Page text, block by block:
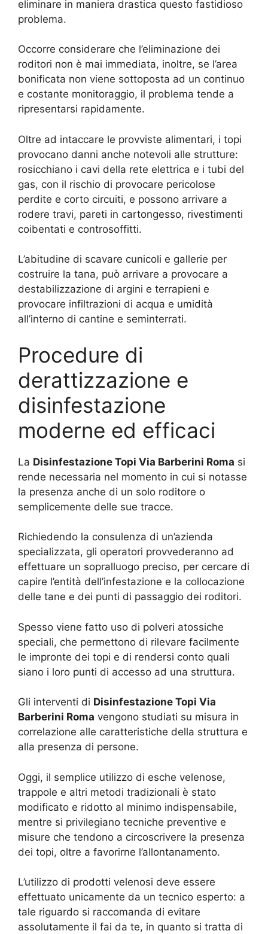
eliminare in maniera drastica questo fastidioso
problema.
Occorre considerare che l’eliminazione dei
roditori non è mai immediata, inoltre, se l’area
bonificata non viene sottoposta ad un continuo
e costante monitoraggio, il problema tende a
ripresentarsi rapidamente.
Oltre ad intaccare le provviste alimentari, i topi
provocano danni anche notevoli alle strutture:
rosicchiano i cavi della rete elettrica e i tubi del
gas, con il rischio di provocare pericolose
perdite e corto circuiti, e possono arrivare a
rodere travi, pareti in cartongesso, rivestimenti
coibentati e controsoffitti.
L’abitudine di scavare cunicoli e gallerie per
costruire la tana, può arrivare a provocare a
destabilizzazione di argini e terrapieni e
provocare infiltrazioni di acqua e umidità
all’interno di cantine e seminterrati.
Procedure di
derattizzazione e
disinfestazione
moderne ed efficaci
La Disinfestazione Topi Via Barberini Roma si
rende necessaria nel momento in cui si notasse
la presenza anche di un solo roditore o
semplicemente delle sue tracce.
Richiedendo la consulenza di un’azienda
specializzata, gli operatori provvederanno ad
effettuare un sopralluogo preciso, per cercare di
capire l’entità dell’infestazione e la collocazione
delle tane e dei punti di passaggio dei roditori.
Spesso viene fatto uso di polveri atossiche
speciali, che permettono di rilevare facilmente
le impronte dei topi e di rendersi conto quali
siano i loro punti di accesso ad una struttura.
Gli interventi di Disinfestazione Topi Via
Barberini Roma vengono studiati su misura in
correlazione alle caratteristiche della struttura e
alla presenza di persone.
Oggi, il semplice utilizzo di esche velenose,
trappole e altri metodi tradizionali è stato
modificato e ridotto al minimo indispensabile,
mentre si privilegiano tecniche preventive e
misure che tendono a circoscrivere la presenza
dei topi, oltre a favorirne l’allontanamento.
L’utilizzo di prodotti velenosi deve essere
effettuato unicamente da un tecnico esperto: a
tale riguardo si raccomanda di evitare
assolutamente il fai da te, in quanto si tratta di